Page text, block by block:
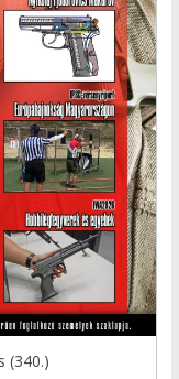
(340.)